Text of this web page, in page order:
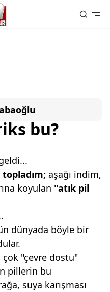
bu?
topladım; aşağı indim,
koyulan "atık pil
dünyada böyle bir
çok "çevre dostu"
pillerin bu
suya karışması